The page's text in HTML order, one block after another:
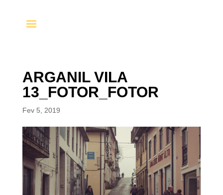
ARGANIL VILA
13_FOTOR_FOTOR
Fev 5, 2019